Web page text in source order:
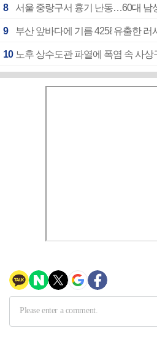
8 서울 중랑구서 흉기 난동…60대 남
9 부산 앞바다에 기름 425ℓ 유출한 러
10 노후 상수도관 파열에 폭염 속 사